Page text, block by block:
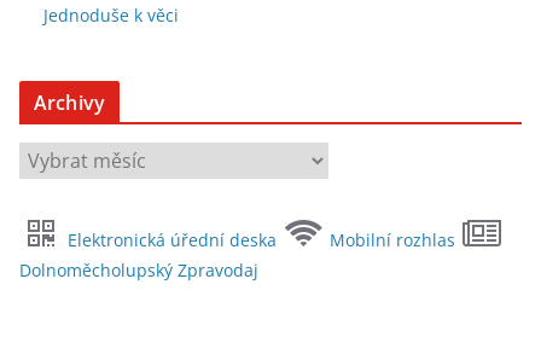
Jednoduše k věci
Archivy
A
r
h
i
Elektronická úřední deska
Mobilní rozhlas
Dolnoměcholupský Zpravodaj